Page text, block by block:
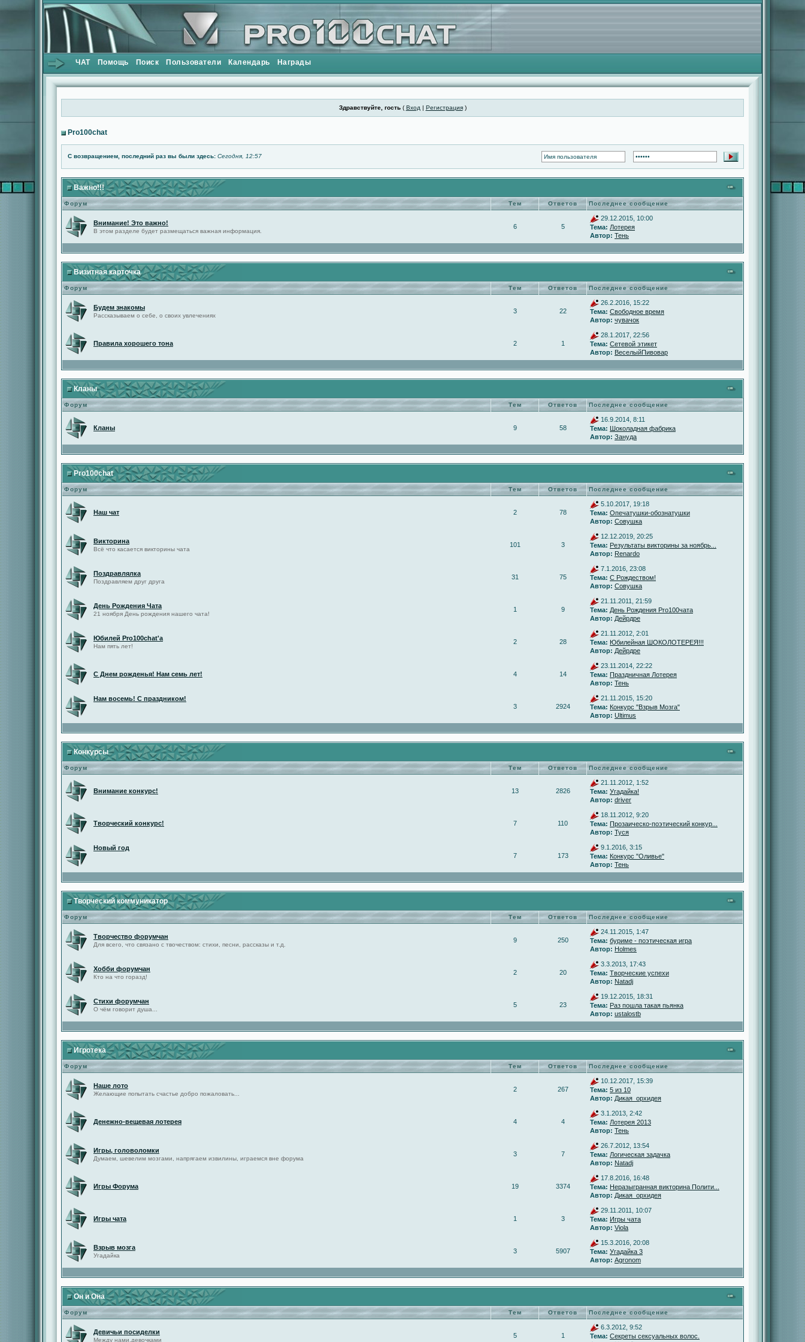
ЧАТ Помощь Поиск Пользователи Календарь Награды
Здравствуйте, гость( Вход | Регистрация)
Pro100chat
С возвращением, последний раз вы были здесь: Сегодня, 12:57
Важно!!!
Форум Тем Ответов Последнее сообщение
Внимание! Это важно!
В этом разделе будет размещаться важная информация.
6 5
29.12.2015, 10:00
Тема: Лотерея
Автор: Тень
Визитная карточка
Форум Тем Ответов Последнее сообщение
Будем знакомы
Рассказываем о себе, о своих увлечениях
3 22
26.2.2016, 15:22
Тема: Свободное время
Автор: чувачок
Правила хорошего тона 2 1
28.1.2017, 22:56
Тема: Сетевой этикет
Автор: ВеселыйПивовар
Кланы
Форум Тем Ответов Последнее сообщение
Кланы 9 58
16.9.2014, 8:11
Тема: Шоколадная фабрика
Автор: Зануда
Pro100chat
Форум Тем Ответов Последнее сообщение
Наш чат 2 78
5.10.2017, 19:18
Тема: Опечатушки-обознатушки
Автор: Совушка
Викторина
Всё что касается викторины чата
101 3
12.12.2019, 20:25
Тема: Результаты викторины за ноябрь...
Автор: Renardo
Поздравлялка
Поздравляем друг друга
31 75
7.1.2016, 23:08
Тема: С Рождеством!
Автор: Совушка
День Рождения Чата
21 ноября День рождения нашего чата!
1 9
21.11.2011, 21:59
Тема: День Рождения Pro100чата
Автор: Дейрдре
Юбилей Pro100chat'а
Нам пять лет!
2 28
21.11.2012, 2:01
Тема: Юбилейная ШОКОЛОТЕРЕЯ!!!
Автор: Дейрдре
С Днем рожденья! Нам семь лет! 4 14
23.11.2014, 22:22
Тема: Праздничная Лотерея
Автор: Тень
Нам восемь! С праздником!
3
2924
21.11.2015, 15:20
Тема: Конкурс "Взрыв Мозга"
Автор: Ultimus
Конкурсы
Форум Тем Ответов Последнее сообщение
Внимание конкурс! 13 2826
21.11.2012, 1:52
Тема: Угадайка!
Автор: driver
Творческий конкурс! 7 110
18.11.2012, 9:20
Тема: Прозаическо-поэтический конкур...
Автор: Туся
Новый год
7
173
9.1.2016, 3:15
Тема: Конкурс "Оливье"
Автор: Тень
Творческий коммуникатор
Форум Тем Ответов Последнее сообщение
Творчество форумчан
Для всего, что связано с твочеством: стихи, песни, рассказы и т.д.
9 250
24.11.2015, 1:47
Тема: буриме - поэтическая игра
Автор: Holmes
Хобби форумчан
Кто на что горазд!
2 20
3.3.2013, 17:43
Тема: Творческие успехи
Автор: Natadj
Стихи форумчан
О чём говорит душа...
5 23
19.12.2015, 18:31
Тема: Раз пошла такая пьянка
Автор: ustalostb
Игротека
Форум Тем Ответов Последнее сообщение
Наше лото
Желающие попытать счастье добро пожаловать...
2 267
10.12.2017, 15:39
Тема: 5 из 10
Автор: Дикая_орхидея
Денежно-вещевая лотерея 4 4
3.1.2013, 2:42
Тема: Лотерея 2013
Автор: Тень
Игры, головоломки
Думаем, шевелим мозгами, напрягаем извилины, играемся вне форума
3 7
26.7.2012, 13:54
Тема: Логическая задачка
Автор: Natadj
Игры Форума 19 3374
17.8.2016, 16:48
Тема: Неразыгранная викторина Полити...
Автор: Дикая_орхидея
Игры чата 1 3
29.11.2011, 10:07
Тема: Игры чата
Автор: Viola
Взрыв мозга
Угадайка
3 5907
15.3.2016, 20:08
Тема: Угадайка 3
Автор: Agronom
Он и Она
Форум Тем Ответов Последнее сообщение
Девичьи посиделки
Между нами,девочками
5 1
6.3.2012, 9:52
Тема: Секреты сексуальных волос.